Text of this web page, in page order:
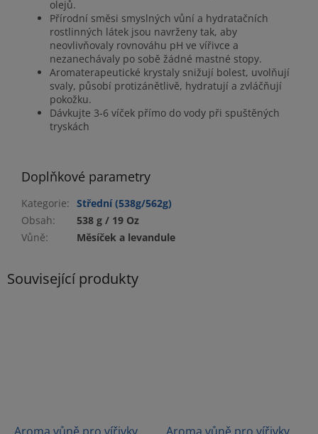
olejů.
Přírodní směsi smyslných vůní a hydratačních
rostlinných látek jsou navrženy tak, aby
neovlivňovaly rovnováhu pH ve vířivce a
nezanechávaly po sobě žádné mastné stopy.
Aromaterapeutické krystaly snižují bolest, uvolňují
svaly, působí protizánětlivě, hydratují a zvláčňují
pokožku.
Dávkujte 3-6 víček přímo do vody při spuštěných
tryskách
Doplňkové parametry
Kategorie: Střední (538g/562g)
Obsah:
538 g / 19 Oz
Vůně: Měsíček a levandule
Související produkty